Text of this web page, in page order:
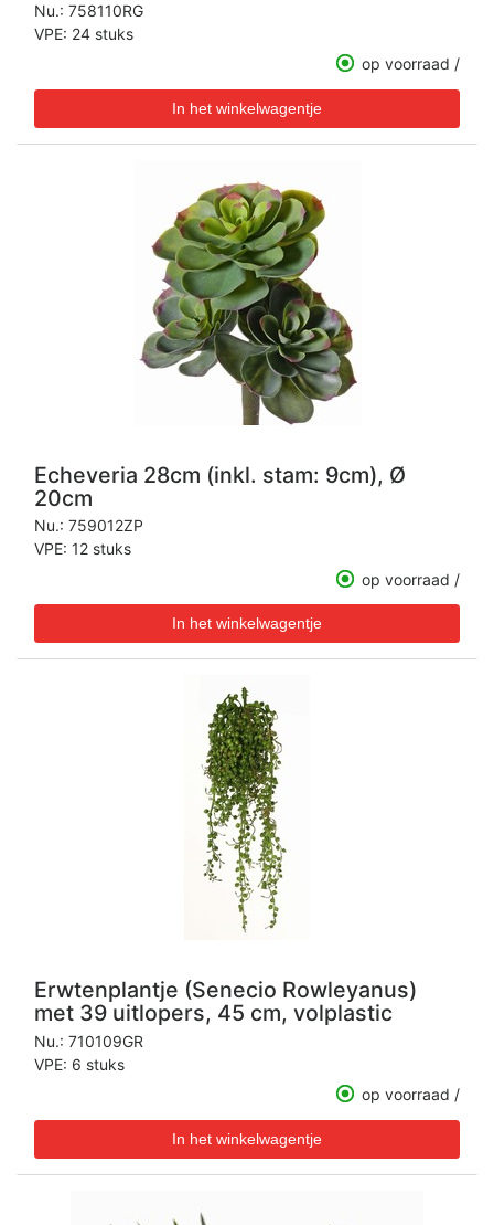
Nu.: 758110RG
VPE: 24 stuks
op voorraad /
Echeveria 28cm (inkl. stam: 9cm), Ø
20cm
Nu.: 759012ZP
VPE: 12 stuks
op voorraad /
Erwtenplantje (Senecio Rowleyanus)
met 39 uitlopers, 45 cm, volplastic
Nu.: 710109GR
VPE: 6 stuks
op voorraad /